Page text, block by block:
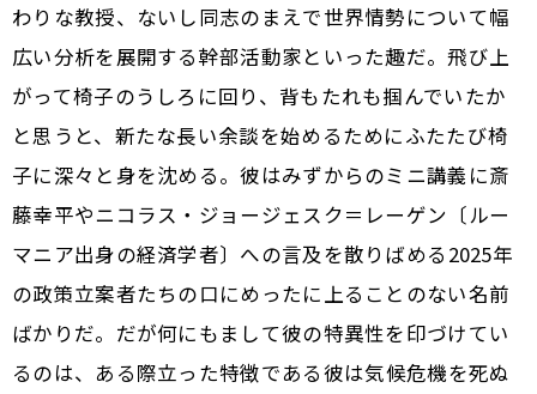
わりな教授、ないし同志のまえで世界情勢について幅
広い分析を展開する幹部活動家といった趣だ。飛び上
がって椅子のうしろに回り、背もたれも掴んでいたか
と思うと、新たな長い余談を始めるためにふたたび椅
子に深々と身を沈める。彼はみずからのミニ講義に斎
藤幸平やニコラス・ジョージェスク＝レーゲン〔ルー
マニア出身の経済学者〕への言及を散りばめる――2025年
の政策立案者たちの口にめったに上ることのない名前
ばかりだ。だが何にもまして彼の特異性を印づけてい
るのは、ある際立った特徴である――彼は気候危機を死ぬ